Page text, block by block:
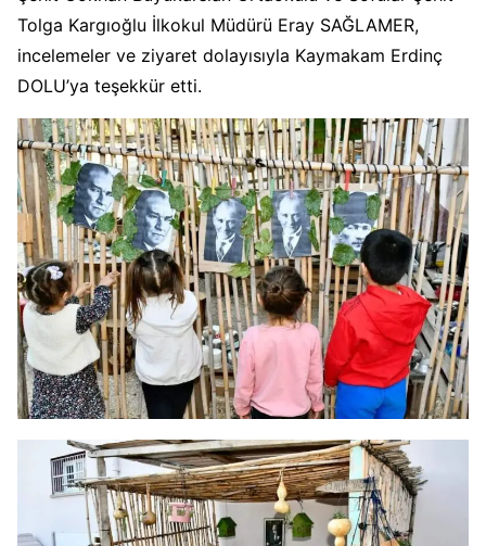
Tolga Kargıoğlu İlkokul Müdürü Eray SAĞLAMER,
incelemeler ve ziyaret dolayısıyla Kaymakam Erdinç
DOLU’ya teşekkür etti.